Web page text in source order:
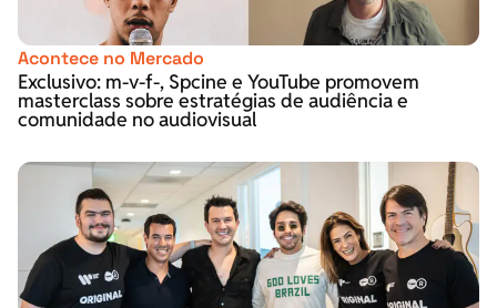
Acontece no Mercado
Exclusivo: m-v-f-, Spcine e YouTube promovem
masterclass sobre estratégias de audiência e
comunidade no audiovisual